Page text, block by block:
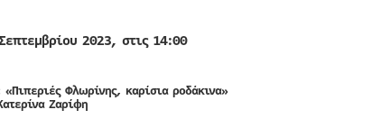
2023, στις 14:00
«Πιπεριές Φλωρίνης, καρίσια ροδάκινα»
Ζαρίφη